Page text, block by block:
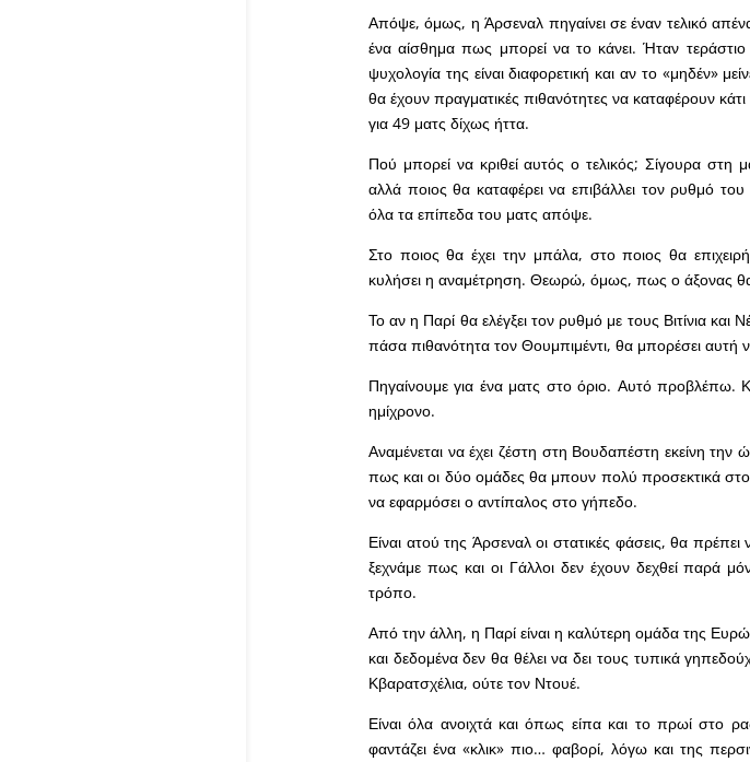
Απόψε, όμως, η Άρσεναλ πηγαίνει σε έναν τελικό
ένα αίσθημα πως μπορεί να το κάνει. Ήταν
ψυχολογία της είναι διαφορετική και αν το «μηδέν»
θα έχουν πραγματικές πιθανότητες να καταφέρουν
για 49 ματς δίχως ήττα.
Πού μπορεί να κριθεί αυτός ο τελικός; Σίγουρα
αλλά ποιος θα καταφέρει να επιβάλλει τον ρυθμό του
όλα τα επίπεδα του ματς απόψε.
Στο ποιος θα έχει την μπάλα, στο ποιος θα
κυλήσει η αναμέτρηση. Θεωρώ, όμως, πως ο άξονας θα
Το αν η Παρί θα ελέγξει τον ρυθμό με τους Βιτίνια
πάσα πιθανότητα τον Θουμπιμέντι, θα μπορέσει αυτή
Πηγαίνουμε για ένα ματς στο όριο. Αυτό προβλέπω.
ημίχρονο.
Αναμένεται να έχει ζέστη στη Βουδαπέστη εκείνη
πως και οι δύο ομάδες θα μπουν πολύ προσεκτικά
να εφαρμόσει ο αντίπαλος στο γήπεδο.
Είναι ατού της Άρσεναλ οι στατικές φάσεις, θα
ξεχνάμε πως και οι Γάλλοι δεν έχουν δεχθεί παρά
τρόπο.
Από την άλλη, η Παρί είναι η καλύτερη ομάδα της
και δεδομένα δεν θα θέλει να δει τους τυπικά
Κβαρατσχέλια, ούτε τον Ντουέ.
Είναι όλα ανοιχτά και όπως είπα και το πρωί στο
φαντάζει ένα «κλικ» πιο… φαβορί, λόγω και της